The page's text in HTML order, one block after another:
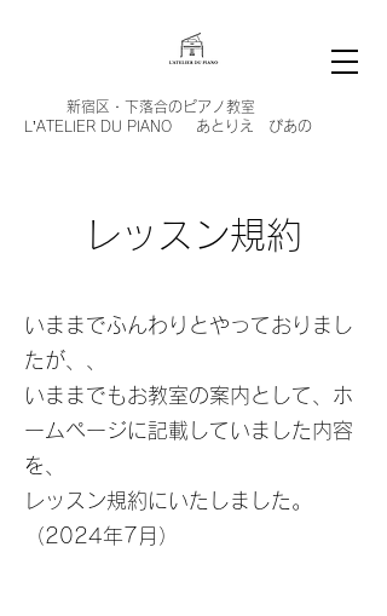
新宿区・ 下落合のピアノ教室
L’ATELIER DU PIANO あとりえ ぴあの
​レッスン規約
いままでふんわりとやっておりまし
たが、、
いままでもお教室の案内として、ホ
ームページに記載していました内容
を、
レッスン規約にいたしました。
（2024年7月）